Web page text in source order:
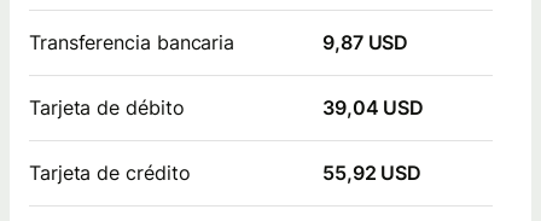
Transferencia bancaria 9,87 USD
Tarjeta de débito 39,04 USD
Tarjeta de crédito 55,92 USD